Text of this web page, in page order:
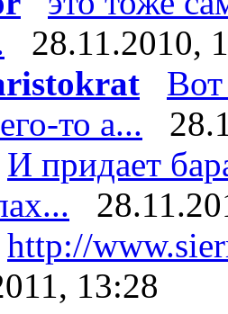
28.11.2010,
то а...
И придает
http://
13:28